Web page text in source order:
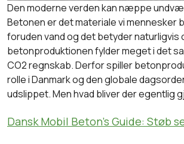
Den moderne verden kan næppe
Betonen er det materiale vi mennesker
foruden vand og det betyder naturligvis
betonproduktionen fylder meget i det
CO2 regnskab. Derfor spiller
rolle i Danmark og den globale
udslippet. Men hvad bliver der egentlig
Dansk Mobil Beton’s Guide: Støb